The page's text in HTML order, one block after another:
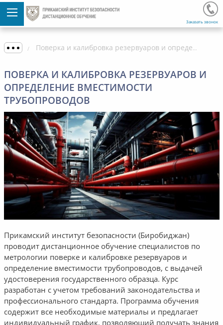
Заказать звонок
Поверка и калибровка резервуаров и определение вместимости трубопроводов
ПОВЕРКА И КАЛИБРОВКА РЕЗЕРВУАРОВ И
ОПРЕДЕЛЕНИЕ ВМЕСТИМОСТИ
ТРУБОПРОВОДОВ
Прикамский институт безопасности (Биробиджан)
проводит дистанционное обучение специалистов по
метрологии поверке и калибровке резервуаров и
определение вместимости трубопроводов, с выдачей
удостоверения государственного образца. Курс
разработан с учетом требований законодательства и
профессионального стандарта. Программа обучения
содержит все необходимые материалы и предлагает
индивидуальный график, позволяющий получать знания